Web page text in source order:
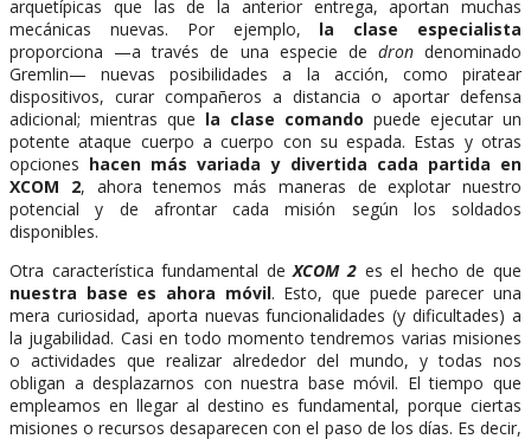
arquetípicas que las de la anterior entrega, aportan muchas
mecánicas nuevas. Por ejemplo, la clase especialista
proporciona —a través de una especie de drondenominado
Gremlin— nuevas posibilidades a la acción, como piratear
dispositivos, curar compañeros a distancia o aportar defensa
adicional; mientras que la clase comando puede ejecutar un
potente ataque cuerpo a cuerpo con su espada. Estas y otras
opciones hacen más variada y divertida cada partida en
XCOM 2, ahora tenemos más maneras de explotar nuestro
potencial y de afrontar cada misión según los soldados
disponibles.
Otra característica fundamental de XCOM 2 es el hecho de que
nuestra base es ahora móvil. Esto, que puede parecer una
mera curiosidad, aporta nuevas funcionalidades (y dificultades) a
la jugabilidad. Casi en todo momento tendremos varias misiones
o actividades que realizar alrededor del mundo, y todas nos
obligan a desplazarnos con nuestra base móvil. El tiempo que
empleamos en llegar al destino es fundamental, porque ciertas
misiones o recursos desaparecen con el paso de los días. Es decir,